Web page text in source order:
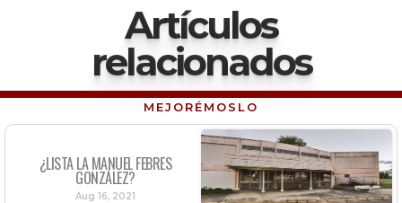
Artículos
relacionados
MEJORÉMOSLO
¿LISTA LA MANUEL FEBRES
GONZÁLEZ?
Aug 16, 2021